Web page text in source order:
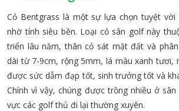
Cỏ Bentgrass là một sự lựa chọn tuyệt
nhờ tính siêu bền. Loại cỏ sân golf này
triển lâu năm, thân cỏ sát mặt đất và
dài từ 7-9cm, rộng 5mm, lá màu xanh tươi,
được sức dẫm đạp tốt, sinh trưởng tốt và
Chính vì vậy, chúng được trồng nhiều ở
vực các golf thủ đi lại thường xuyên.